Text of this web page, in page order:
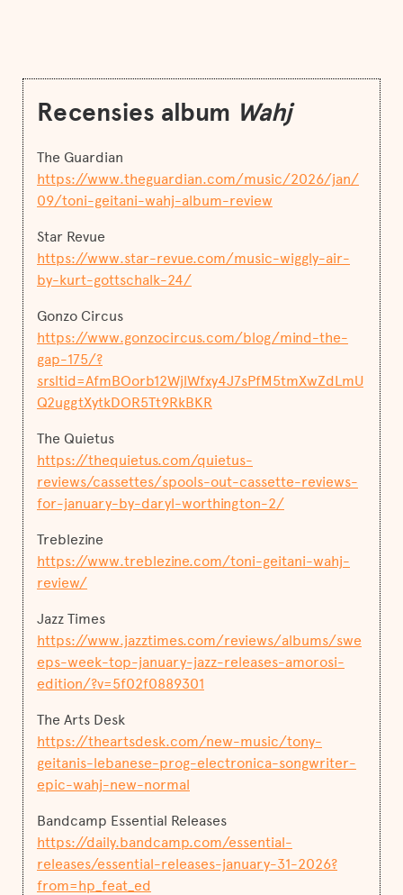
Recensies album Wahj
The Guardian
https://www.theguardian.com/music/2026/jan/
09/toni-geitani-wahj-album-review
Star Revue
https://www.star-revue.com/music-wiggly-air-
by-kurt-gottschalk-24/
Gonzo Circus
https://www.gonzocircus.com/blog/mind-the-
gap-175/?
srsltid=AfmBOorb12WjlWfxy4J7sPfM5tmXwZdLmU
Q2uggtXytkDOR5Tt9RkBKR
The Quietus
https://thequietus.com/quietus-
reviews/cassettes/spools-out-cassette-reviews-
for-january-by-daryl-worthington-2/
Treblezine
https://www.treblezine.com/toni-geitani-wahj-
review/
Jazz Times
https://www.jazztimes.com/reviews/albums/swe
eps-week-top-january-jazz-releases-amorosi-
edition/?v=5f02f0889301
The Arts Desk
https://theartsdesk.com/new-music/tony-
geitanis-lebanese-prog-electronica-songwriter-
epic-wahj-new-normal
Bandcamp Essential Releases
https://daily.bandcamp.com/essential-
releases/essential-releases-january-31-2026?
from=hp_feat_ed